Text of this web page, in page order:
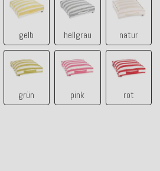
gelb hellgrau natur
grün
grün
pink
pink
rot
rot